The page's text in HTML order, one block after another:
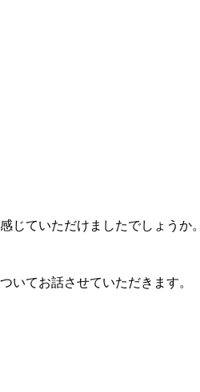
じていただけましたでしょうか。
てお話させていただきます。